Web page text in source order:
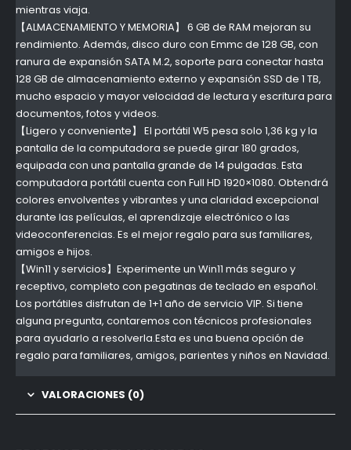
mientras viaja.
【ALMACENAMIENTO Y MEMORIA】 6 GB de RAM mejoran su
rendimiento. Además, disco duro con Emmc de 128 GB, con
ranura de expansión SATA M.2, soporte para conectar hasta
128 GB de almacenamiento externo y expansión SSD de 1 TB,
mucho espacio y mayor velocidad de lectura y escritura para
documentos, fotos y videos.
【Ligero y conveniente】 El portátil W5 pesa solo 1,36 kg y la
pantalla de la computadora se puede girar 180 grados,
equipada con una pantalla grande de 14 pulgadas. Esta
computadora portátil cuenta con Full HD 1920×1080. Obtendrá
colores envolventes y vibrantes y una claridad excepcional
durante las películas, el aprendizaje electrónico o las
videoconferencias. Es el mejor regalo para sus familiares,
amigos e hijos.
【Win11 y servicios】Experimente un Win11 más seguro y
receptivo, completo con pegatinas de teclado en español.
Los portátiles disfrutan de 1+1 año de servicio VIP. Si tiene
alguna pregunta, contaremos con técnicos profesionales
para ayudarlo a resolverla.Esta es una buena opción de
regalo para familiares, amigos, parientes y niños en Navidad.
VALORACIONES (0)